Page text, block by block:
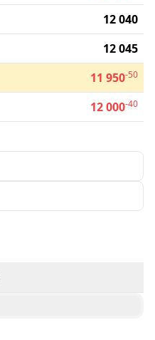
12 040
12 045
11 950-50
12 000-40